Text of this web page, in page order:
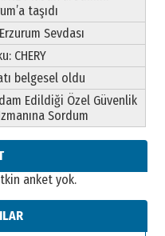
taşıdı
Sevdası
CHERY
belgesel oldu
Edildiği Özel Güvenlik
Sordum
anket yok.